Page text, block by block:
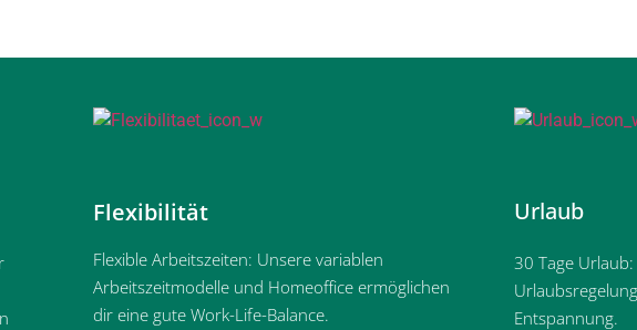
Flexibilität
Flexible Arbeitszeiten: Unsere variablen
Arbeitszeitmodelle und Homeoffice ermöglichen
dir eine gute Work-Life-Balance.
Urlaub
30 Tage
Entspannung.